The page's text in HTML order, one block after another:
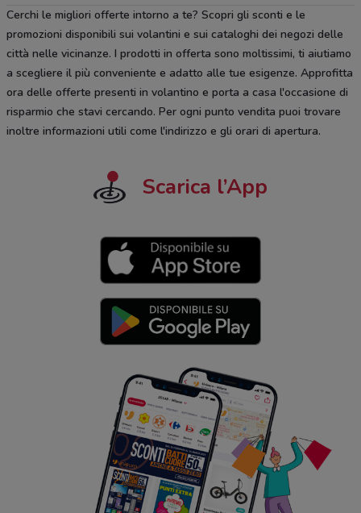
Cerchi le migliori offerte intorno a te? Scopri gli sconti e le
promozioni disponibili sui volantini e sui cataloghi dei negozi delle
città nelle vicinanze. I prodotti in offerta sono moltissimi, ti aiutiamo
a scegliere il più conveniente e adatto alle tue esigenze. Approfitta
ora delle offerte presenti in volantino e porta a casa l'occasione di
risparmio che stavi cercando. Per ogni punto vendita puoi trovare
inoltre informazioni utili come l'indirizzo e gli orari di apertura.
Scarica l’App